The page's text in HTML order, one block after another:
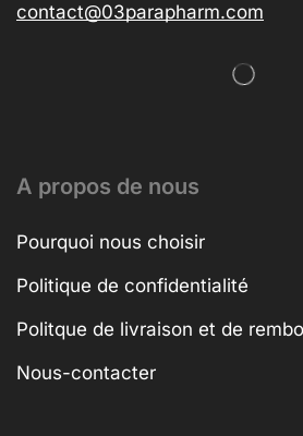
contact@03parapharm.com
A propos de nous
Pourquoi nous choisir
Politique de confidentialité
Politque de livraison et de
Nous-contacter